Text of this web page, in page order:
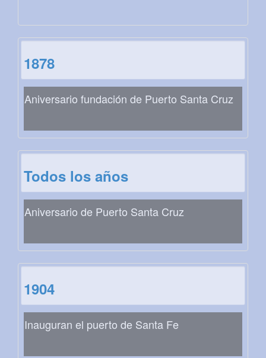
1878
Aniversario fundación de Puerto Santa Cruz
Todos los años
Aniversario de Puerto Santa Cruz
1904
Inauguran el puerto de Santa Fe